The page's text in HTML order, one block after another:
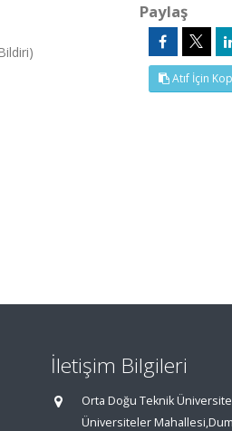
Paylaş
Atıf İçin
İletişim Bilgileri
Orta Doğu Teknik
Üniversiteler